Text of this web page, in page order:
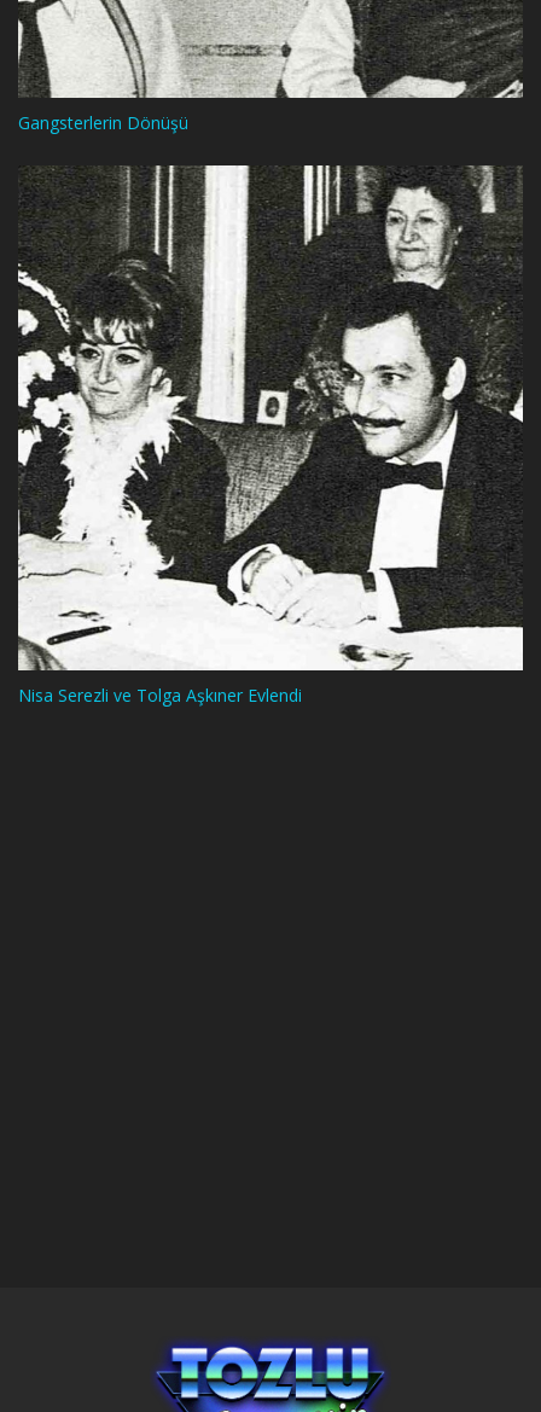
Gangsterlerin Dönüşü
Nisa Serezli ve Tolga Aşkıner Evlendi